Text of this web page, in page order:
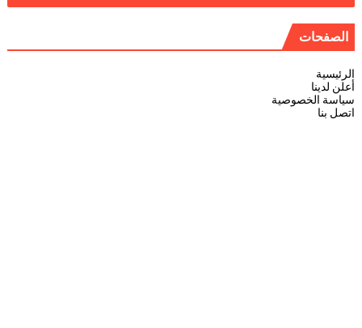
الصفحات
الرئيسية
أعلن لدينا
سياسة الخصوصية
اتصل بنا